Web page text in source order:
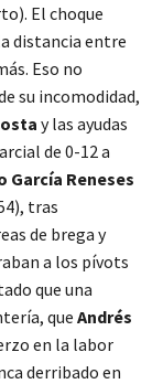
El choque
distancia entre
Eso no
su incomodidad,
y las ayudas
de 0-12 a
García Reneses
tras
de brega y
a los pívots
que una
que Andrés
en la labor
derribado en